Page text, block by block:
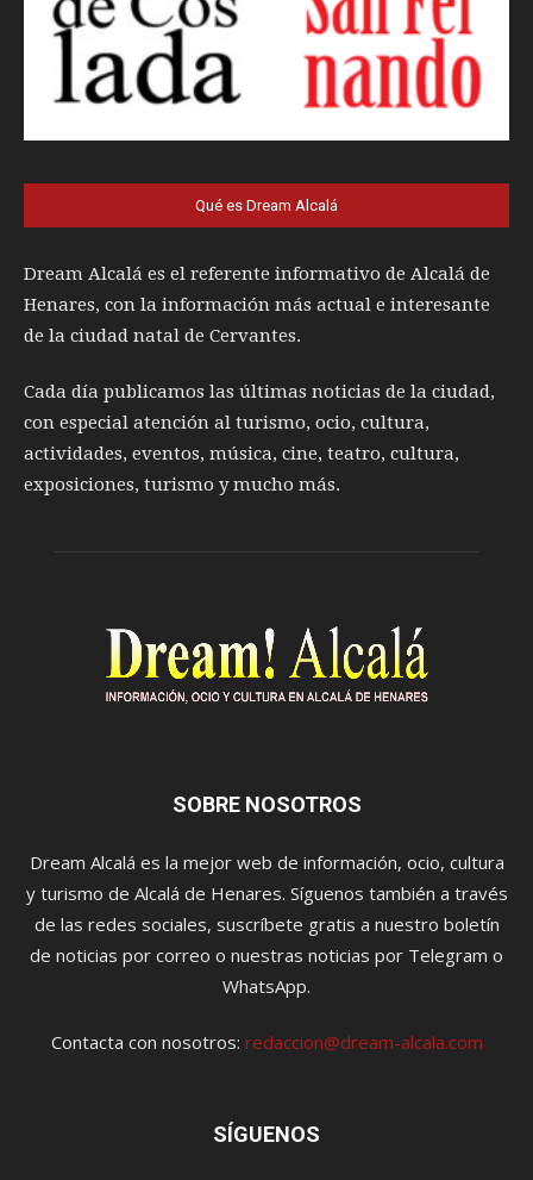
Qué es Dream Alcalá
Dream Alcalá es el referente informativo de Alcalá de
Henares, con la información más actual e interesante
de la ciudad natal de Cervantes.
Cada día publicamos las últimas noticias de la ciudad,
con especial atención al turismo, ocio, cultura,
actividades, eventos, música, cine, teatro, cultura,
exposiciones, turismo y mucho más.
SOBRE NOSOTROS
Dream Alcalá es la mejor web de información, ocio, cultura
y turismo de Alcalá de Henares. Síguenos también a través
de las redes sociales, suscríbete gratis a nuestro boletín
de noticias por correo o nuestras noticias por Telegram o
WhatsApp.
Contacta con nosotros: redaccion@dream-alcala.com
SÍGUENOS